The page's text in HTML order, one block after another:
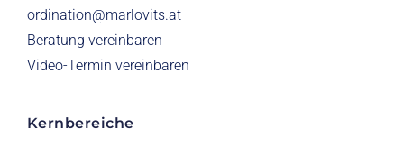
ordination@marlovits.at
Beratung vereinbaren
Video-Termin vereinbaren
Kernbereiche